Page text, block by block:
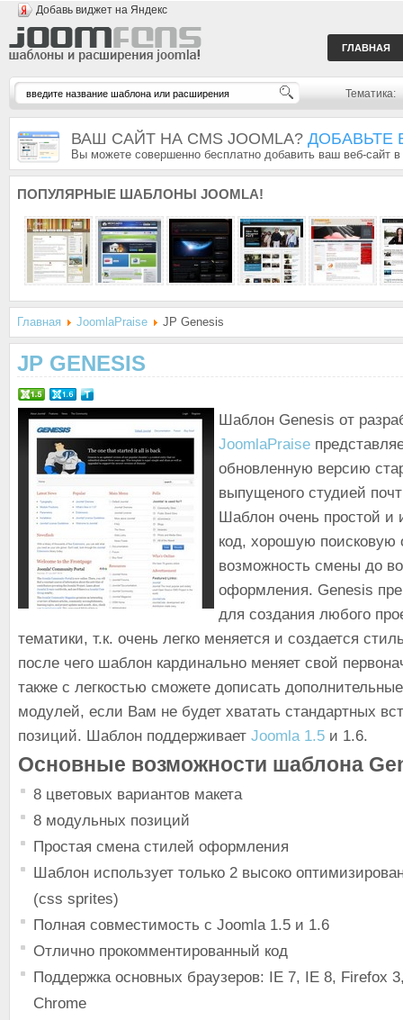
Добавь виджет на Яндекс
ГЛАВНАЯ
Тематика:
ВАШ САЙТ НА CMS JOOMLA? ДОБАВЬТЕ
Вы можете совершенно бесплатно добавить ваш веб-сайт
ПОПУЛЯРНЫЕ ШАБЛОНЫ JOOMLA!
Главная JoomlaPraise JP Genesis
JP GENESIS
Шаблон Genesis от
JoomlaPraise
обновленную версию
выпущеного студией
Шаблон очень простой и
код, хорошую
возможность смены до
оформления. Genesis
для создания любого
тематики, т.к. очень легко меняется и создается
после чего шаблон кардинально меняет свой
также с легкостью сможете дописать
модулей, если Вам не будет хватать стандартных
позиций. Шаблон поддерживает Joomla 1.5 и 1.6.
Основные возможности шаблона
8 цветовых вариантов макета
8 модульных позиций
Простая смена стилей оформления
Шаблон использует только 2 высоко
(css sprites)
Полная совместимость с Joomla 1.5 и 1.6
Отлично прокомментированный код
Поддержка основных браузеров: IE 7, IE 8, Firefox
Chrome